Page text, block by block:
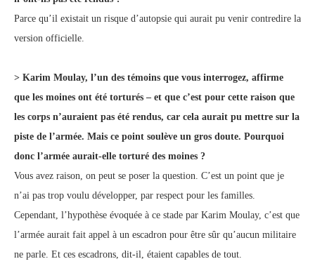
Parce qu’il existait un risque d’autopsie qui aurait pu venir contredire la
version officielle.
> Karim Moulay, l’un des témoins que vous interrogez, affirme
que les moines ont été torturés – et que c’est pour cette raison que
les corps n’auraient pas été rendus, car cela aurait pu mettre sur la
piste de l’armée. Mais ce point soulève un gros doute. Pourquoi
donc l’armée aurait-elle torturé des moines ?
Vous avez raison, on peut se poser la question. C’est un point que je
n’ai pas trop voulu développer, par respect pour les familles.
Cependant, l’hypothèse évoquée à ce stade par Karim Moulay, c’est que
l’armée aurait fait appel à un escadron pour être sûr qu’aucun militaire
ne parle. Et ces escadrons, dit-il, étaient capables de tout.